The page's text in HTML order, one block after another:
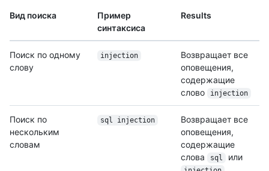
Вид поиска
Пример
синтаксиса
Results
Поиск по одному
слову
injection
Возвращает все
оповещения,
содержащие
слово
injection
Поиск по
нескольким
словам
sql injection
Возвращает все
оповещения,
содержащие
слова
sql или